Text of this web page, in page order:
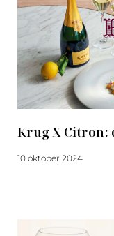
Krug X Citron:
10 oktober 2024